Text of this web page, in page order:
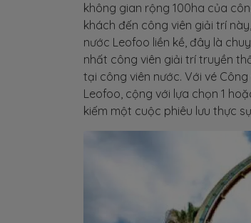
không gian rộng 100ha của
khách đến công viên giải trí
nước Leofoo liền kề, đây là
nhất công viên giải trí truyền
tại công viên nước. Với vé
Leofoo, cộng với lựa chọn 1
kiếm một cuộc phiêu lưu thực